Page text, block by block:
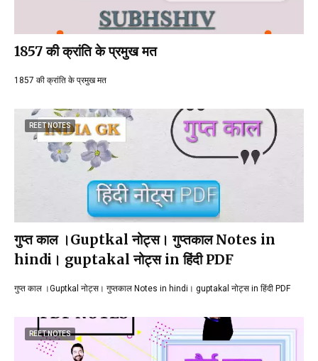
1857 की क्रांति के प्रमुख मत
1857 की क्रांति के प्रमुख मत
REET NOTES
गुप्त काल ।Guptkal नोट्स। गुप्तकाल Notes in
hindi। guptakal नोट्स in हिंदी PDF
गुप्त काल ।Guptkal नोट्स। गुप्तकाल Notes in hindi। guptakal नोट्स in हिंदी PDF
REET NOTES